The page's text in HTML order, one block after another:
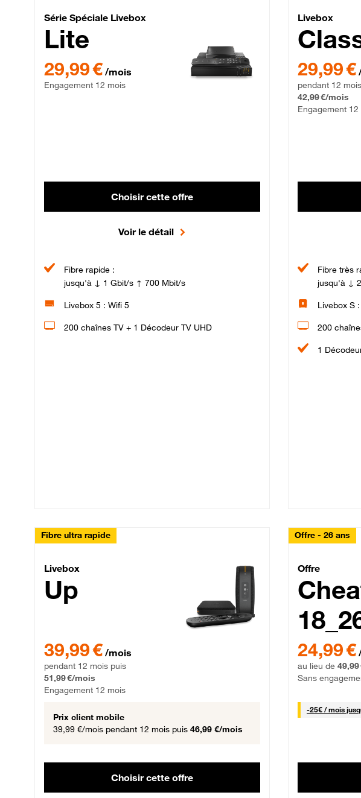
Série Spéciale Livebox Lite Fibre
Série Spéciale Livebox
Lite
29,99 € par mois , Engagement 12 mois
29,99 € /mois
Engagement 12 mois
Choisir cette offre
Voir le détail
Fibre rapide :
jusqu'à ↓ 1 Gbit/s ↑ 700 Mbit/s
Livebox 5 : Wifi 5
200 chaînes TV + 1 Décodeur TV UHD
Livebox
29,99 € par
29,99 €
pendant 12
42,99 €/mois
Engagement 12
Fibre très
jusqu'à ↓
Livebox S
200
1
Fibre ultra rapide
Livebox Up Fibre
Livebox
Up
39,99 € /mois
pendant 12 mois puis
51,99 €/mois
Engagement 12 mois
Prix client mobile
39,99 €/mois pendant 12 mois puis 46,99 €/mois
Choisir cette offre
Offre - 26 ans
Offre
24,99 €
au lieu de
Sans
-25€ / mois25 €